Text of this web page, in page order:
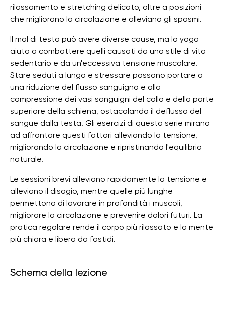
rilassamento e stretching delicato, oltre a posizioni
che migliorano la circolazione e alleviano gli spasmi.
Il mal di testa può avere diverse cause, ma lo yoga
aiuta a combattere quelli causati da uno stile di vita
sedentario e da un'eccessiva tensione muscolare.
Stare seduti a lungo e stressare possono portare a
una riduzione del flusso sanguigno e alla
compressione dei vasi sanguigni del collo e della parte
superiore della schiena, ostacolando il deflusso del
sangue dalla testa. Gli esercizi di questa serie mirano
ad affrontare questi fattori alleviando la tensione,
migliorando la circolazione e ripristinando l'equilibrio
naturale.
Le sessioni brevi alleviano rapidamente la tensione e
alleviano il disagio, mentre quelle più lunghe
permettono di lavorare in profondità i muscoli,
migliorare la circolazione e prevenire dolori futuri. La
pratica regolare rende il corpo più rilassato e la mente
più chiara e libera da fastidi.
Schema della lezione